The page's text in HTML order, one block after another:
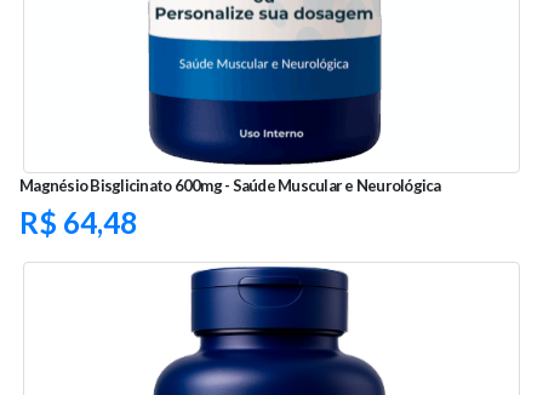
Magnésio Bisglicinato 600mg - Saúde Muscular e Neurológica
R$ 64,48